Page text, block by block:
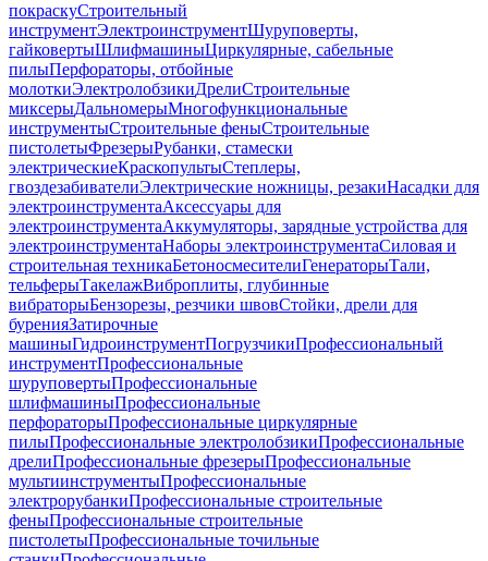
покраскуСтроительный
инструментЭлектроинструментШуруповерты,
гайковертыШлифмашиныЦиркулярные, сабельные
пилыПерфораторы, отбойные
молоткиЭлектролобзикиДрелиСтроительные
миксерыДальномерыМногофункциональные
инструментыСтроительные феныСтроительные
пистолетыФрезерыРубанки, стамески
электрическиеКраскопультыСтеплеры,
гвоздезабивателиЭлектрические ножницы, резакиНасадки для
электроинструментаАксессуары для
электроинструментаАккумуляторы, зарядные устройства для
электроинструментаНаборы электроинструментаСиловая и
строительная техникаБетоносмесителиГенераторыТали,
тельферыТакелажВиброплиты, глубинные
вибраторыБензорезы, резчики швовСтойки, дрели для
буренияЗатирочные
машиныГидроинструментПогрузчикиПрофессиональный
инструментПрофессиональные
шуруповертыПрофессиональные
шлифмашиныПрофессиональные
перфораторыПрофессиональные циркулярные
пилыПрофессиональные электролобзикиПрофессиональные
дрелиПрофессиональные фрезерыПрофессиональные
мультиинструментыПрофессиональные
электрорубанкиПрофессиональные строительные
феныПрофессиональные строительные
пистолетыПрофессиональные точильные